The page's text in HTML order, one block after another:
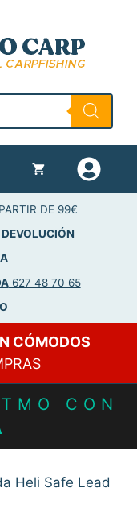
DE 99€
627 48 70 65
CÓMODOS
CON
Heli Safe Lead